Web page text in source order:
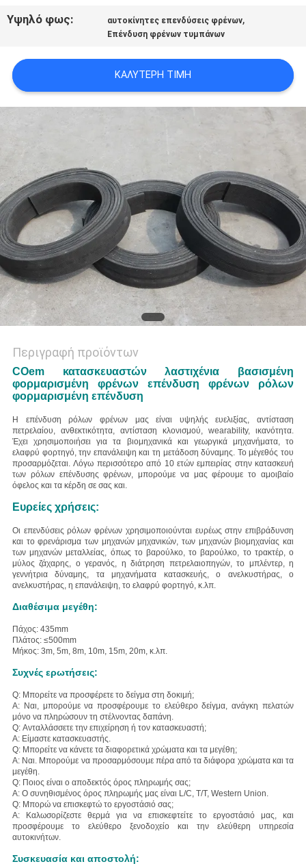
SITEMAP
PRIVACY
POLICY
Υψηλό φως: αυτοκίνητες επενδύσεις φρένων,
Επένδυση φρένων τυμπάνων
ΚΑΛΎΤΕΡΗ ΤΙΜΉ
Περιγραφή προϊόντων
COem κατασκευαστών λαστιχένια βασισμένη
φορμαρισμένη φρένων επένδυση φρένων ρόλων
φορμαρισμένη επένδυση
Η επένδυση ρόλων φρένων μας είναι υψηλής ευελιξίας, αντίσταση
πετρελαίου, ανθεκτικότητα, αντίσταση κλονισμού, wearability, ικανότητα.
Έχει χρησιμοποιήσει για τα βιομηχανικά και γεωργικά μηχανήματα, το
ελαφρύ φορτηγό, την επανάλειψη και τη μετάδοση δύναμης. Το μέγεθός του
προσαρμόζεται. Λόγω περισσότερο από 10 ετών εμπειρίας στην κατασκευή
των ρόλων επένδυσης φρένων, μπορούμε να μας φέρουμε το αμοιβαίο
όφελος και τα κέρδη σε σας και.
Ευρείες χρήσεις:
Οι επενδύσεις ρόλων φρένων χρησιμοποιούνται ευρέως στην επιβράδυνση
και το φρενάρισμα των μηχανών μηχανικών, των μηχανών βιομηχανίας και
των μηχανών μεταλλείας, όπως το βαρούλκο, το βαρούλκο, το τρακτέρ, ο
μύλος ζάχαρης, ο γερανός, η διάτρηση πετρελαιοπηγών, το μπλέντερ, η
γεννήτρια δύναμης, τα μηχανήματα κατασκευής, ο ανελκυστήρας, ο
ανελκυστήρας, η επανάλειψη, το ελαφρύ φορτηγό, κ.λπ.
Διαθέσιμα μεγέθη:
Πάχος: 435mm
Πλάτος: ≤500mm
Μήκος: 3m, 5m, 8m, 10m, 15m, 20m, κ.λπ.
Συχνές ερωτήσεις:
Q: Μπορείτε να προσφέρετε το δείγμα στη δοκιμή;
Α: Ναι, μπορούμε να προσφέρουμε το ελεύθερο δείγμα, ανάγκη πελατών
μόνο να πληρώσουν τη στέλνοντας δαπάνη.
Q: Ανταλλάσσετε την επιχείρηση ή τον κατασκευαστή;
Α: Είμαστε κατασκευαστής.
Q: Μπορείτε να κάνετε τα διαφορετικά χρώματα και τα μεγέθη;
Α: Ναι. Μπορούμε να προσαρμόσουμε πέρα από τα διάφορα χρώματα και τα
μεγέθη.
Q: Ποιος είναι ο αποδεκτός όρος πληρωμής σας;
Α: Ο συνηθισμένος όρος πληρωμής μας είναι L/C, T/T, Western Union.
Q: Μπορώ να επισκεφτώ το εργοστάσιό σας;
Α: Καλωσορίζεστε θερμά για να επισκεφτείτε το εργοστάσιό μας, και
προσφέρουμε το ελεύθερο ξενοδοχείο και την ελεύθερη υπηρεσία
αυτοκινήτων.
Συσκευασία και αποστολή: